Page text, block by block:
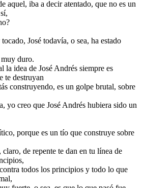
aquel, iba a decir atentado, que no es un
José todavía, o sea, ha estado
duro.
la idea de José Andrés siempre es
te destruyan
construyendo, es un golpe brutal, sobre
yo creo que José Andrés hubiera sido un
porque es un tío que construye sobre
claro, de repente te dan en tu línea de
todos los principios y todo lo que